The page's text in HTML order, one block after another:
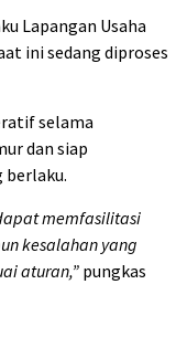
Lapangan Usaha
ini sedang diproses
selama
dan siap
berlaku.
memfasilitasi
kesalahan yang
aturan,” pungkas